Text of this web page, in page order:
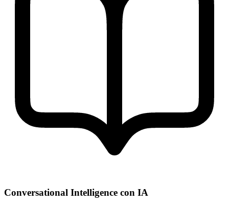
Conversational Intelligence con IA